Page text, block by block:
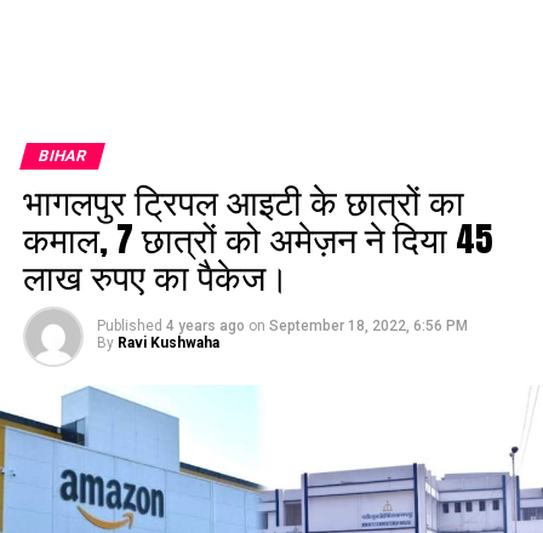
BIHAR
भागलपुर ट्रिपल आइटी के छात्रों का
कमाल, 7 छात्रों को अमेज़न ने दिया 45
लाख रुपए का पैकेज।
Published 4 years ago on September 18, 2022, 6:56 PM
By Ravi Kushwaha